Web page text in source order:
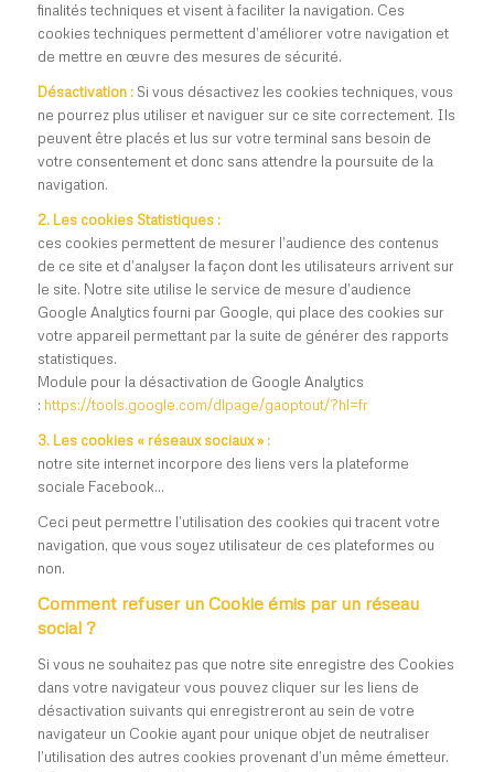
finalités techniques et visent à faciliter la navigation. Ces
cookies techniques permettent d’améliorer votre navigation et
de mettre en œuvre des mesures de sécurité.
Désactivation :Si vous désactivez les cookies techniques, vous
ne pourrez plus utiliser et naviguer sur ce site correctement. Ils
peuvent être placés et lus sur votre terminal sans besoin de
votre consentement et donc sans attendre la poursuite de la
navigation.
2. Les cookies Statistiques :
ces cookies permettent de mesurer l’audience des contenus
de ce site et d’analyser la façon dont les utilisateurs arrivent sur
le site. Notre site utilise le service de mesure d’audience
Google Analytics fourni par Google, qui place des cookies sur
votre appareil permettant par la suite de générer des rapports
statistiques.
Module pour la désactivation de Google Analytics
: https://tools.google.com/dlpage/gaoptout/?hl=fr
3. Les cookies « réseaux sociaux » :
notre site internet incorpore des liens vers la plateforme
sociale Facebook…
Ceci peut permettre l’utilisation des cookies qui tracent votre
navigation, que vous soyez utilisateur de ces plateformes ou
non.
Comment refuser un Cookie émis par un réseau
social ?
Si vous ne souhaitez pas que notre site enregistre des Cookies
dans votre navigateur vous pouvez cliquer sur les liens de
désactivation suivants qui enregistreront au sein de votre
navigateur un Cookie ayant pour unique objet de neutraliser
l’utilisation des autres cookies provenant d’un même émetteur.